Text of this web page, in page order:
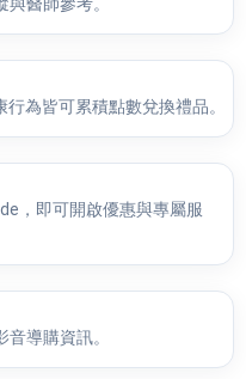
為皆可累積點數兌換禮品。
，即可開啟優惠與專屬服
導購資訊。